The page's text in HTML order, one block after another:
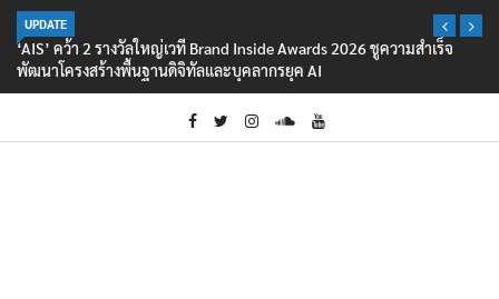
UPDATE
‘AIS’ คว้า 2 รางวัลใหญ่เวที Brand Inside Awards 2026 ชูความสำเร็จ
พัฒนาโครงสร้างพื้นฐานดิจิทัลและบุคลากรยุค AI